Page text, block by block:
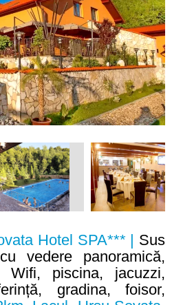
Hotel SPA*** | Sus
vedere panoramică,
Wifi, piscina, jacuzzi,
gradina, foisor,